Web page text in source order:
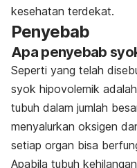
kesehatan terdekat.
Penyebab
Apa penyebab
Seperti yang telah
syok hipovolemik
tubuh dalam jumlah
menyalurkan oksigen
setiap organ bisa
Apabila tubuh